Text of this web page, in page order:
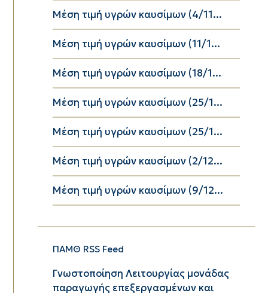
Μέση τιμή υγρών καυσίμων (4/11...
Μέση τιμή υγρών καυσίμων (11/1...
Μέση τιμή υγρών καυσίμων (18/1...
Μέση τιμή υγρών καυσίμων (25/1...
Μέση τιμή υγρών καυσίμων (25/1...
Μέση τιμή υγρών καυσίμων (2/12...
Μέση τιμή υγρών καυσίμων (9/12...
ΠΑΜΘ RSS Feed
Γνωστοποίηση Λειτουργίας μονάδας
παραγωγής επεξεργασμένων και